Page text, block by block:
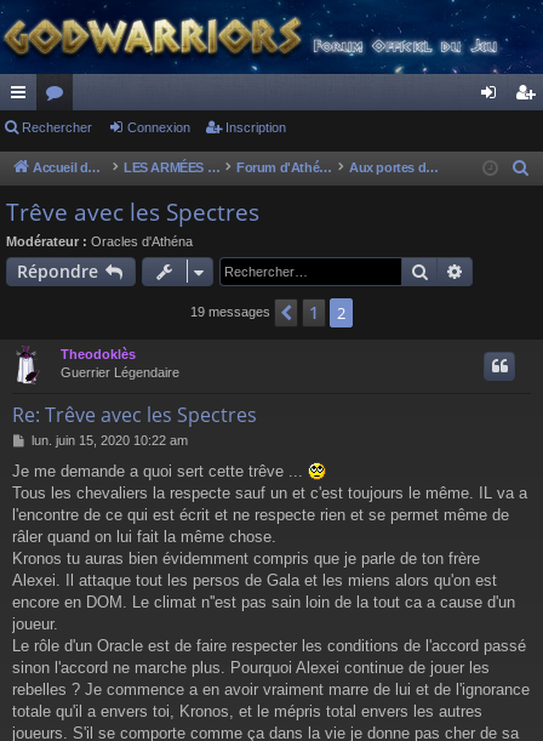
ac
co
ur
ci
or
u
s
ne cri
Rechercher Connexion Inscription
Accueil du forum LES ARMÉES DIVINES - FORUMS DE CLAN Forum d'Athéna Aux portes du Parthénon
Trêve avec les Spectres
Modérateur : Oracles d'Athéna
Répondre Rechercher
19 messages Précédent
1 2
Theodoklès
Guerrier Légendaire
Re: Trêve avec les Spectres
M
s
s
a
g
lun. juin 15, 2020 10:22 am
Je me demande a quoi sert cette trêve ...
Tous les chevaliers la respecte sauf un et c'est toujours le même. IL va a
l'encontre de ce qui est écrit et ne respecte rien et se permet même de
râler quand on lui fait la même chose.
Kronos tu auras bien évidemment compris que je parle de ton frère
Alexei. Il attaque tout les persos de Gala et les miens alors qu'on est
encore en DOM. Le climat n''est pas sain loin de la tout ca a cause d'un
joueur.
Le rôle d'un Oracle est de faire respecter les conditions de l'accord passé
sinon l'accord ne marche plus. Pourquoi Alexei continue de jouer les
rebelles ? Je commence a en avoir vraiment marre de lui et de l'ignorance
totale qu'il a envers toi, Kronos, et le mépris total envers les autres
joueurs. S'il se comporte comme ça dans la vie je donne pas cher de sa